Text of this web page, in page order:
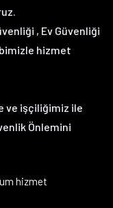
, Ev Güvenliği
hizmet
ve işçiliğimiz ile
Önlemini
hizmet